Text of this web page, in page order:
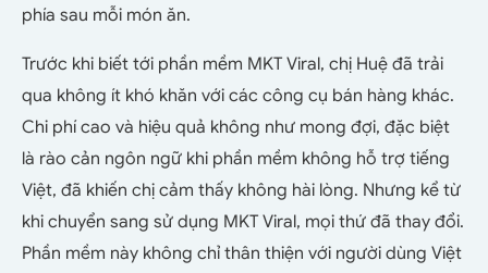
phía sau mỗi món ăn.
Trước khi biết tới phần mềm MKT Viral, chị Huệ đã trải
qua không ít khó khăn với các công cụ bán hàng khác.
Chi phí cao và hiệu quả không như mong đợi, đặc biệt
là rào cản ngôn ngữ khi phần mềm không hỗ trợ tiếng
Việt, đã khiến chị cảm thấy không hài lòng. Nhưng kể từ
khi chuyển sang sử dụng MKT Viral, mọi thứ đã thay đổi.
Phần mềm này không chỉ thân thiện với người dùng Việt